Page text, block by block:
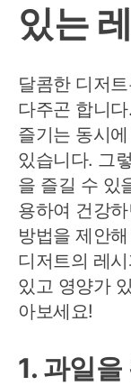
있는
달콤한 디저
다주곤 합니
즐기는 동시
있습니다. 그
을 즐길 수 있
용하여 건강
방법을 제안
디저트의 레
있고 영양가
아보세요!
1. 과일